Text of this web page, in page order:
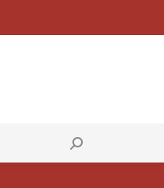
Search: